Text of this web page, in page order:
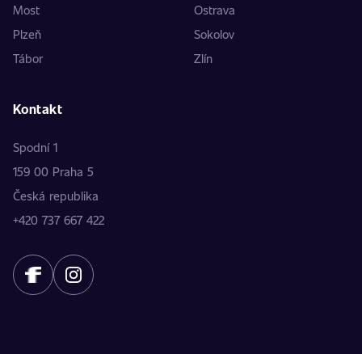
Most
Ostrava
Plzeň
Sokolov
Tábor
Zlín
Kontakt
Spodní 1
159 00 Praha 5
Česká republika
+420 737 667 422